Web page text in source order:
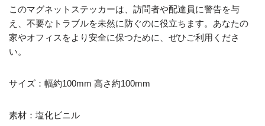
このマグネットステッカーは、訪問者や配達員に警告を与
え、不要なトラブルを未然に防ぐのに役立ちます。あなたの
家やオフィスをより安全に保つために、ぜひご利用くださ
い。
サイズ：幅約100mm 高さ約100mm
素材：塩化ビニル